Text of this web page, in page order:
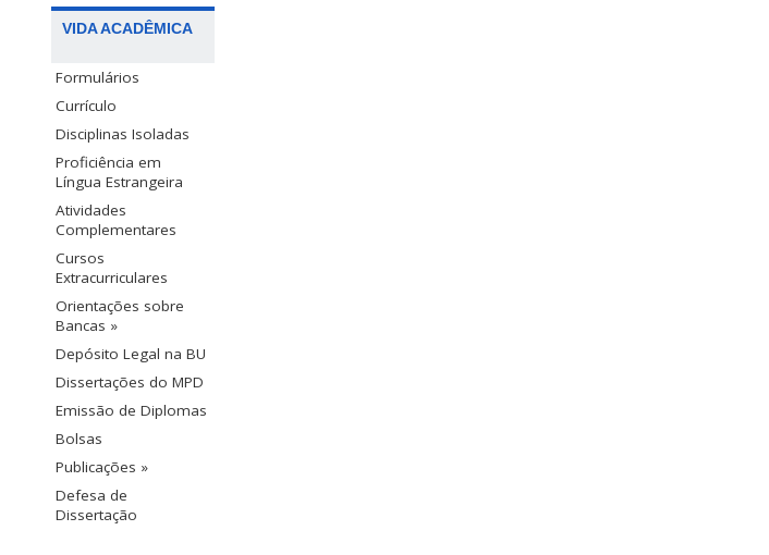
VIDA ACADÊMICA
Formulários
Currículo
Disciplinas Isoladas
Proficiência em
Língua Estrangeira
Atividades
Complementares
Cursos
Extracurriculares
Orientações sobre
Bancas »
Depósito Legal na BU
Dissertações do MPD
Emissão de Diplomas
Bolsas
Publicações »
Defesa de
Dissertação